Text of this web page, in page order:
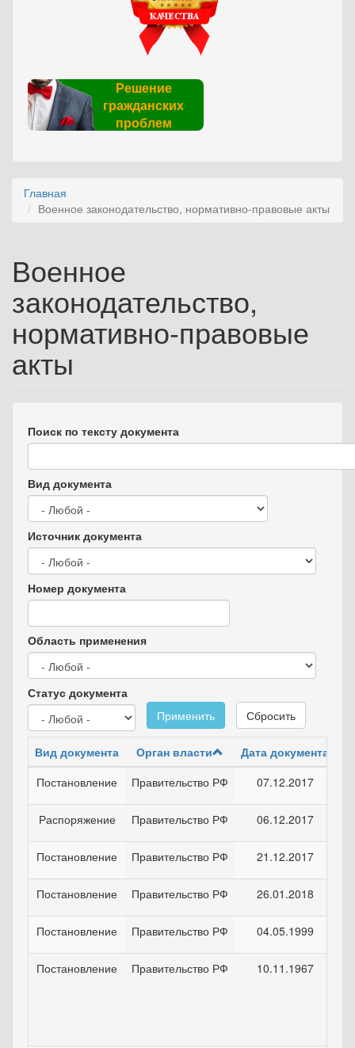
Решение
гражданских
проблем
Главная
Военное законодательство, нормативно-правовые акты
Военное
законодательство,
нормативно-правовые
акты
Поиск по тексту документа
Вид документа
Источник документа
Номер документа
Область применения
Статус документа
Применить
Сбросить
Вид документа Орган власти Дата документа
Постановление
Правительство РФ 07.12.2017
Распоряжение Правительство РФ 06.12.2017
Постановление Правительство РФ 21.12.2017
Постановление Правительство РФ 26.01.2018
Постановление Правительство РФ 04.05.1999
Постановление Правительство РФ 10.11.1967